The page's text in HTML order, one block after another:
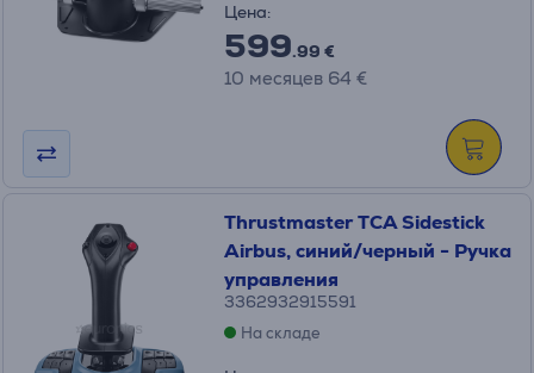
Цена:
599.99 €
10 месяцев 64 €
Thrustmaster TCA Sidestick
Airbus, синий/черный - Ручка
управления
3362932915591
На складе